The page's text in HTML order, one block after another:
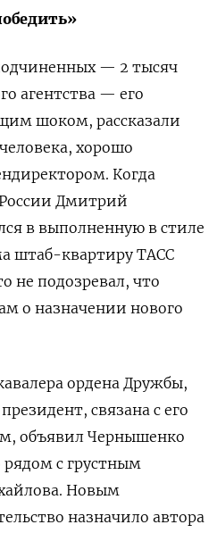
— 2 тысяч
агентства — его
шоком, рассказали
хорошо
Когда
Дмитрий
в выполненную в стиле
штаб-квартиру ТАСС
не подозревал, что
о назначении нового
ордена Дружбы,
связана с его
объявил Чернышенко
рядом с грустным
Новым
назначило автора